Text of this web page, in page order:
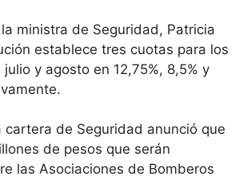
ministra de Seguridad, Patricia
establece tres cuotas para los
y agosto en 12,75%, 8,5% y
cartera de Seguridad anunció que
de pesos que serán
las Asociaciones de Bomberos